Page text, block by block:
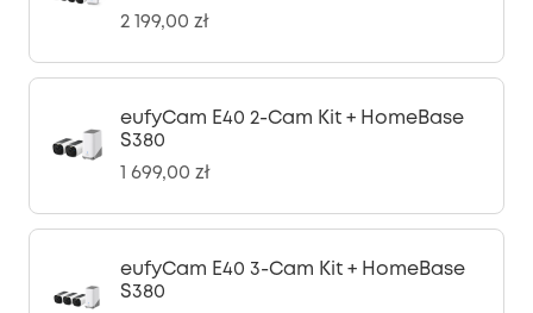
2 199,00 zł
eufyCam E40 2-Cam Kit + HomeBase
S380
1 699,00 zł
eufyCam E40 3-Cam Kit + HomeBase
S380